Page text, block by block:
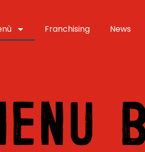
Franchising News